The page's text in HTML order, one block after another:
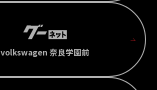
volkswagen 奈良学園前